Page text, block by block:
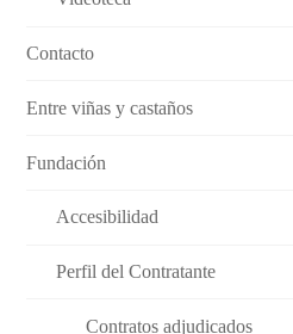
Contacto
Entre viñas y castaños
Fundación
Accesibilidad
Perfil del Contratante
Contratos adjudicados